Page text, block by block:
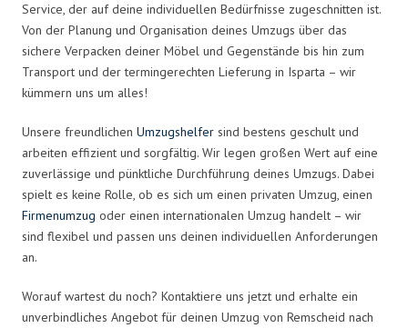
Service, der auf deine individuellen Bedürfnisse zugeschnitten ist.
Von der Planung und Organisation deines Umzugs über das
sichere Verpacken deiner Möbel und Gegenstände bis hin zum
Transport und der termingerechten Lieferung in Isparta – wir
kümmern uns um alles!
Unsere freundlichen Umzugshelfer sind bestens geschult und
arbeiten effizient und sorgfältig. Wir legen großen Wert auf eine
zuverlässige und pünktliche Durchführung deines Umzugs. Dabei
spielt es keine Rolle, ob es sich um einen privaten Umzug, einen
Firmenumzug oder einen internationalen Umzug handelt – wir
sind flexibel und passen uns deinen individuellen Anforderungen
an.
Worauf wartest du noch? Kontaktiere uns jetzt und erhalte ein
unverbindliches Angebot für deinen Umzug von Remscheid nach